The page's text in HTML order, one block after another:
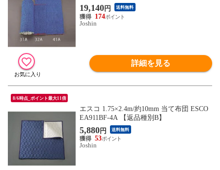
19,140円 送料無料
174
Joshin
詳細を見る
8/6時点_ポイント最大11倍
エスコ 1.75×2.4m/約10mm 当て布団 ESCO
EA911BF-4A 【返品種別B】
5,880円 送料無料
53
Joshin